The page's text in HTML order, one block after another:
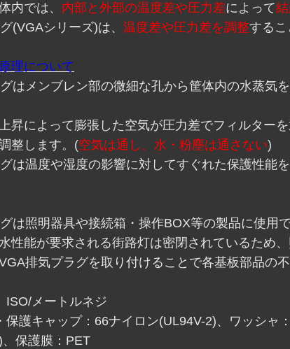
内では、 内部と外部の温度差や圧力差によって
(VGAシリーズ)は、 温度差や圧力差を調整するこ
理について
はメンブレン部の微細な孔から筐体内の水蒸気
昇によって膨張した空気が圧力差でフィルターを
整します。(空気は通し、水・粉塵は通さない)
は温度や湿度の影響に対してすぐれた保護性能を
は照明器具や接続箱・操作BOX等の製品に使用
性能が要求される街路灯は密閉されているため
排気プラグを取り付けることで各基板部品の
メートルネジ
キャップ：66ナイロン(UL94V-2)、ワッシャ
保護膜：PET